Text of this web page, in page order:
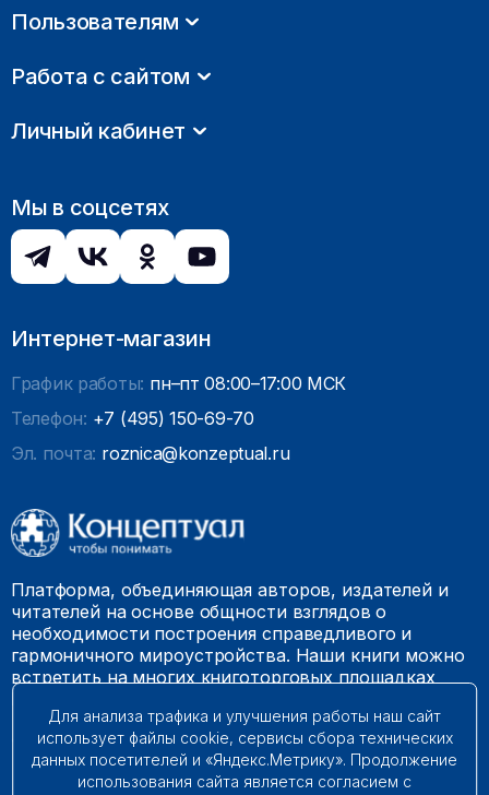
Пользователям
Работа с сайтом
Личный кабинет
Мы в соцсетях
Интернет-магазин
График работы: пн–пт 08:00–17:00 МСК
Телефон: +7 (495) 150-69-70
Эл. почта: roznica@konzeptual.ru
Платформа, объединяющая авторов, издателей и
читателей на основе общности взглядов о
необходимости построения справедливого и
гармоничного мироустройства. Наши книги можно
встретить на многих книготорговых площадках
© 2009 – 2026. Все права защищены.
Для анализа трафика и улучшения работы наш сайт
использует файлы cookie, сервисы сбора технических
данных посетителей и «Яндекс.Метрику». Продолжение
использования сайта является согласием с